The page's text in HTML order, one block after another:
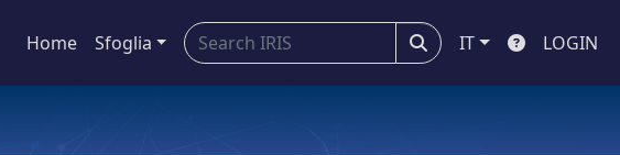
Home Sfoglia IT LOGIN